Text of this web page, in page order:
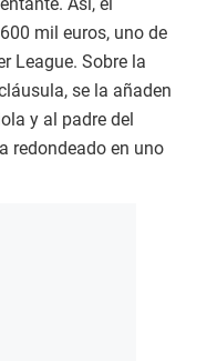
Así, el
mil euros, uno de
League. Sobre la
se la añaden
y al padre del
redondeado en uno